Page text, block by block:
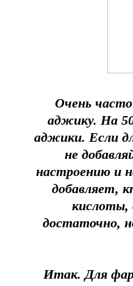
Очень
аджику. На
аджики. Если
не
настроению и
добавляет,
кислоты,
достаточно,
Итак. Для